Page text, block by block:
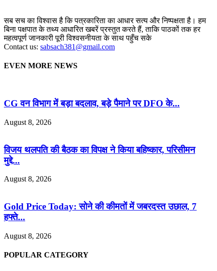
सब सच का विश्वास है कि पत्रकारिता का आधार सत्य और निष्पक्षता है। हम
बिना पक्षपात के तथ्य आधारित खबरें प्रस्तुत करते हैं, ताकि पाठकों तक हर
महत्वपूर्ण जानकारी पूरी विश्वसनीयता के साथ पहुँच सके
Contact us: sabsach381@gmail.com
EVEN MORE NEWS
CG वन विभाग में बड़ा बदलाव, बड़े पैमाने पर DFO के...
August 8, 2026
विजय थलपति की बैठक का विपक्ष ने किया बहिष्कार, परिसीमन
मुद्दे...
August 8, 2026
Gold Price Today: सोने की कीमतों में जबरदस्त उछाल, 7
हफ्ते...
August 8, 2026
POPULAR CATEGORY